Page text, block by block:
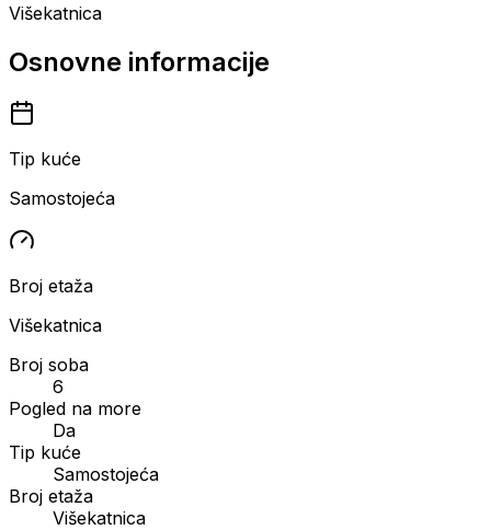
Višekatnica
Osnovne informacije
Tip kuće
Samostojeća
Broj etaža
Višekatnica
Broj soba
6
Pogled na more
Da
Tip kuće
Samostojeća
Broj etaža
Višekatnica